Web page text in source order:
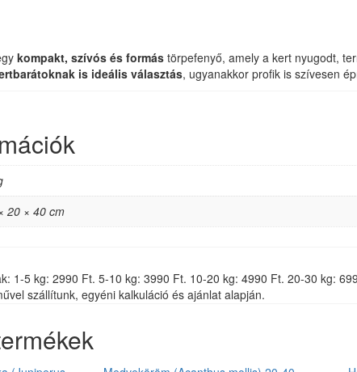
kompakt, szívós és formás törpefenyő, amely a kert nyugodt,
is ideális választás, ugyanakkor profik is szívesen
20 × 40 cm
1-5 kg: 2990 Ft. 5-10 kg: 3990 Ft. 10-20 kg: 4990 Ft. 20-30 kg:
szállítunk, egyéni kalkuláció és ajánlat alapján.